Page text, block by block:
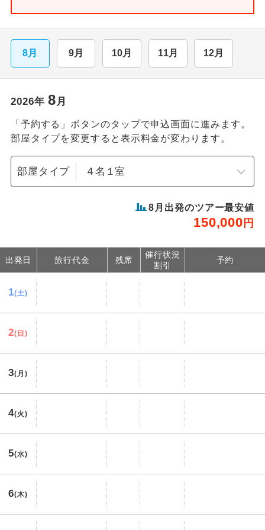
8月 9月 10月 11月 12月
2026年 8 月
「予約する」ボタンのタップで申込画面に進みます。
部屋タイプを変更すると表示料金が変わります。
部屋タイプ
8 月出発のツアー最安値
150,000 円
出発日 旅行代金 残席
催行状況
割引
予約
1(土)
2(日)
3(月)
4(火)
5(水)
6(木)